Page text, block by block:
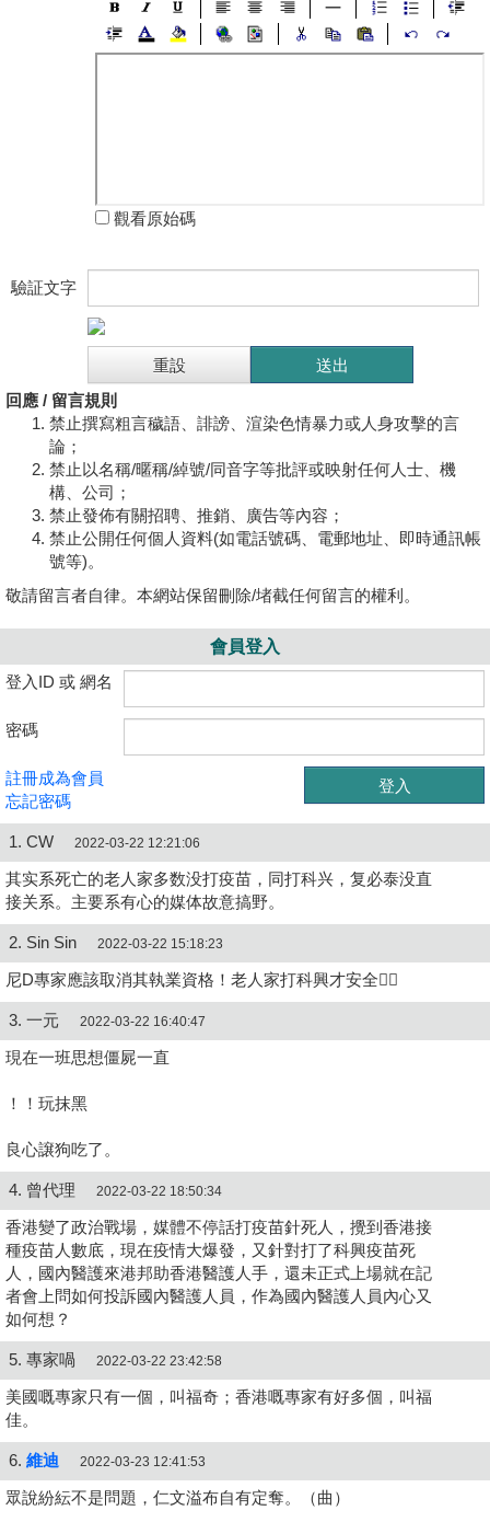
觀看原始碼
驗証文字
回應 / 留言規則
禁止撰寫粗言穢語、誹謗、渲染色情暴力或人身攻擊的言
論；
禁止以名稱/暱稱/綽號/同音字等批評或映射任何人士、機
構、公司；
禁止發佈有關招聘、推銷、廣告等內容；
禁止公開任何個人資料(如電話號碼、電郵地址、即時通訊帳
號等)。
敬請留言者自律。本網站保留刪除/堵截任何留言的權利。
會員登入
登入ID 或 網名
密碼
註冊成為會員
忘記密碼
1. CW 2022-03-22 12:21:06
其实系死亡的老人家多数没打疫苗，同打科兴，复必泰没直
接关系。主要系有心的媒体故意搞野。
2. Sin Sin 2022-03-22 15:18:23
尼D專家應該取消其執業資格！老人家打科興才安全👍🏻
3. 一元 2022-03-22 16:40:47
現在一班思想僵屍一直
！！玩抹黑
良心譲狗吃了。
4. 曾代理 2022-03-22 18:50:34
香港變了政治戰場，媒體不停話打疫苗針死人，攪到香港接
種疫苗人數底，現在疫情大爆發，又針對打了科興疫苗死
人，國內醫護來港邦助香港醫護人手，還未正式上場就在記
者會上問如何投訴國內醫護人員，作為國內醫護人員內心又
如何想？
5. 專家喎 2022-03-22 23:42:58
美國嘅專家只有一個，叫福奇；香港嘅專家有好多個，叫福
佳。
6. 維迪 2022-03-23 12:41:53
眾說紛紜不是問題，仁文溢布自有定奪。（曲）